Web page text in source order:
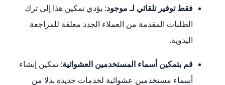
فقط توفير تلقائي لـ موجود: يؤدي تمكين هذا إلى ترك
الطلبات المقدمة من العملاء الجدد معلقة للمراجعة
اليدوية.
قم بتمكين أسماء المستخدمين العشوائية: تمكين إنشاء
أسماء مستخدمين عشوائية لخدمات جديدة بدلا من